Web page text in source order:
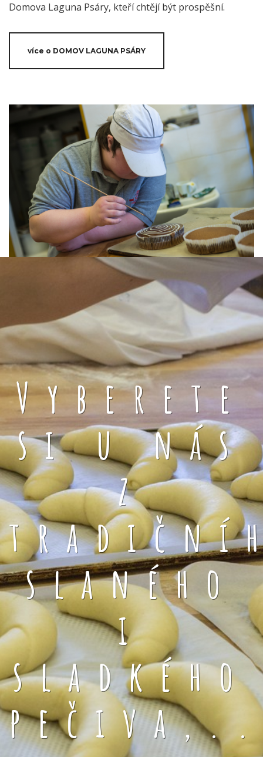
Domova Laguna Psáry, kteří chtějí být prospěšní.
více o DOMOV LAGUNA PSÁRY
Vyberete
si u nás
z
slaného
i
sladkého